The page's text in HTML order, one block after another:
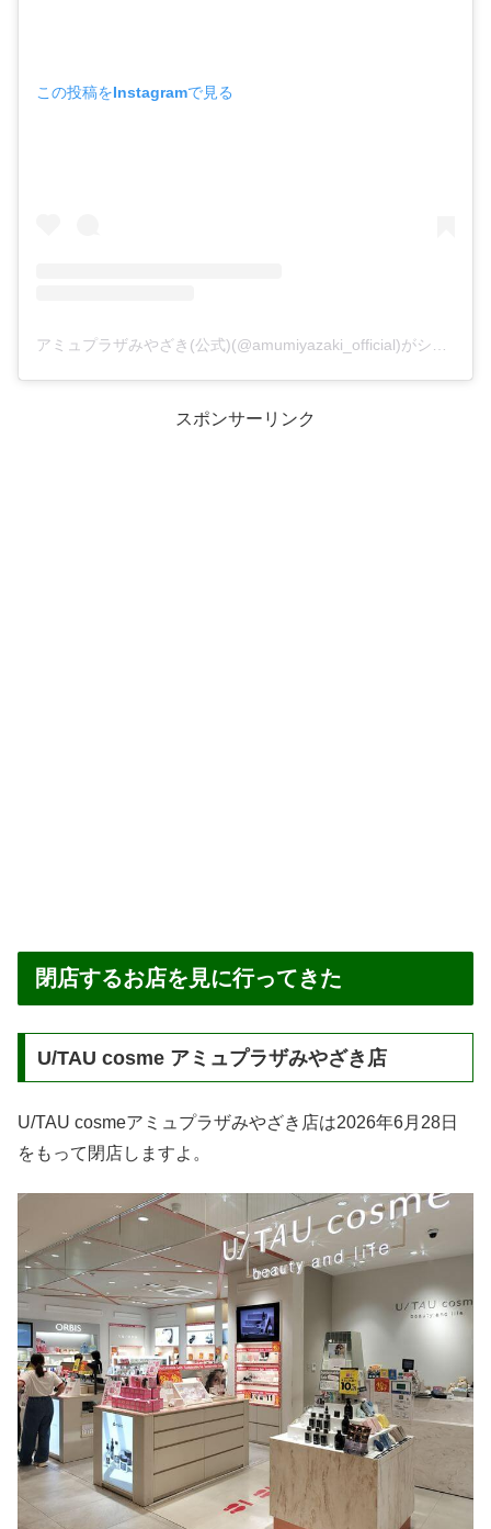
この投稿をInstagramで見る
スポンサーリンク
閉店するお店を見に行ってきた
U/TAU cosme アミュプラザみやざき店
U/TAU cosmeアミュプラザみやざき店は2026年6月28日
をもって閉店しますよ。